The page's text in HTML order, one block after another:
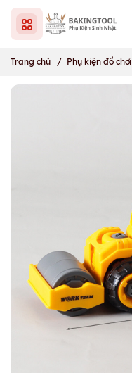
Trang chủ / Phụ kiện đồ chơi